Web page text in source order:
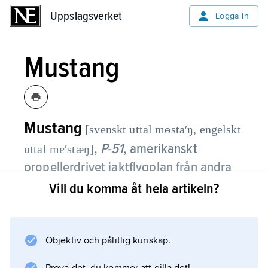
Uppslagsverket Logga in
Mustang
Mustang [svenskt uttal mɵstaʹŋ, engelskt
uttal mɐʹstæŋ], P-51, amerikanskt
propellerdrivet jaktflygplan från andra
världskriget, tillverkat av North
Med den brittiska motorn Rolls-Royce Merlin
fick Mustang mycket god räckvidd och
Vill du komma åt hela artikeln?
Objektiv och pålitlig kunskap.